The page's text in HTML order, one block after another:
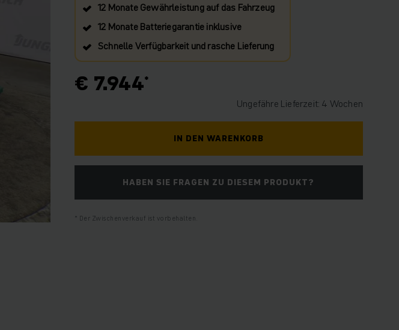
12 Monate Gewährleistung auf das Fahrzeug
12 Monate Batteriegarantie inklusive
Schnelle Verfügbarkeit und rasche Lieferung
€ 7.944
Ungefähre Lieferzeit: 4 Wochen
IN DEN WARENKORB
HABEN SIE FRAGEN ZU DIESEM PRODUKT?
Der Zwischenverkauf ist vorbehalten.